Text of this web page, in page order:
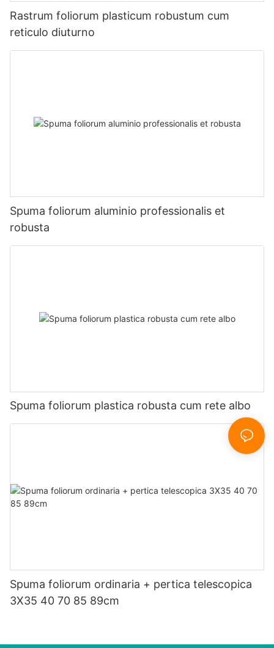
Rastrum foliorum plasticum robustum cum
reticulo diuturno
Spuma foliorum aluminio professionalis et
robusta
Spuma foliorum plastica robusta cum rete albo
Spuma foliorum ordinaria + pertica telescopica
3X35 40 70 85 89cm